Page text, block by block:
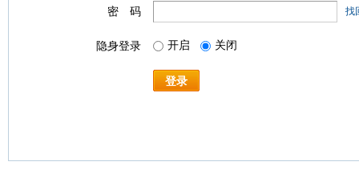
密 码 找
隐身登录 开启 关闭
登录